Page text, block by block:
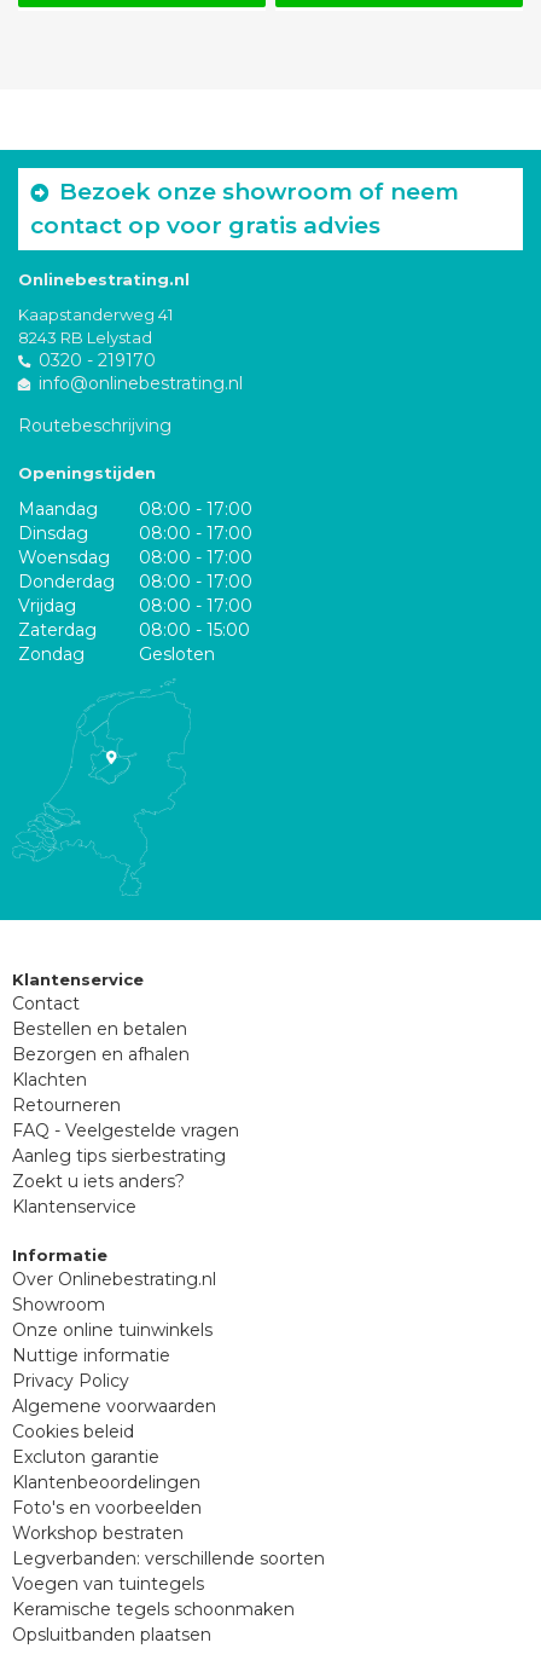
Bezoek onze showroom of neem
contact op voor gratis advies
Onlinebestrating.nl
Kaapstanderweg 41
8243 RB Lelystad
0320 - 219170
info@onlinebestrating.nl
Routebeschrijving
Openingstijden
Maandag
08:00 - 17:00
Dinsdag
08:00 - 17:00
Woensdag
08:00 - 17:00
Donderdag
08:00 - 17:00
Vrijdag
08:00 - 17:00
Zaterdag
08:00 - 15:00
Zondag
Gesloten
Klantenservice
Contact
Bestellen en betalen
Bezorgen en afhalen
Klachten
Retourneren
FAQ - Veelgestelde vragen
Aanleg tips sierbestrating
Zoekt u iets anders?
Klantenservice
Informatie
Over Onlinebestrating.nl
Showroom
Onze online tuinwinkels
Nuttige informatie
Privacy Policy
Algemene voorwaarden
Cookies beleid
Excluton garantie
Klantenbeoordelingen
Foto's en voorbeelden
Workshop bestraten
Legverbanden: verschillende soorten
Voegen van tuintegels
Keramische tegels schoonmaken
Opsluitbanden plaatsen